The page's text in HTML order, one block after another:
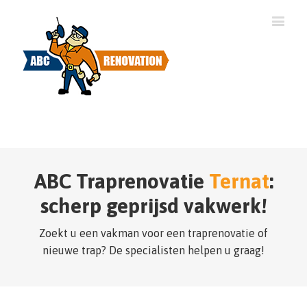
ABC Traprenovatie Ternat:
scherp geprijsd vakwerk!
Zoekt u een vakman voor een traprenovatie of
nieuwe trap? De specialisten helpen u graag!